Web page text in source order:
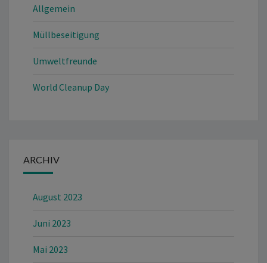
Allgemein
Müllbeseitigung
Umweltfreunde
World Cleanup Day
ARCHIV
August 2023
Juni 2023
Mai 2023